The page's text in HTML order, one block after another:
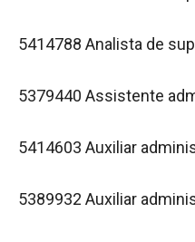
5414788 Analista de
5379440 Assistente
5414603 Auxiliar
5389932 Auxiliar